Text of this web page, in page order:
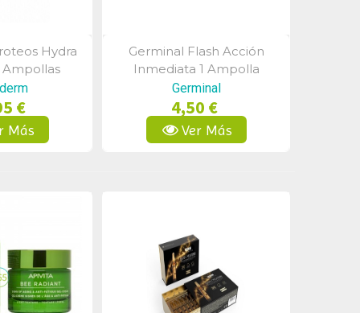
RápidaHydra
Ampollas
€
Más
Vista Rápida
Germinal Flash Acción
Inmediata 1 Ampolla
Germinal
4,50 €
Ver Más